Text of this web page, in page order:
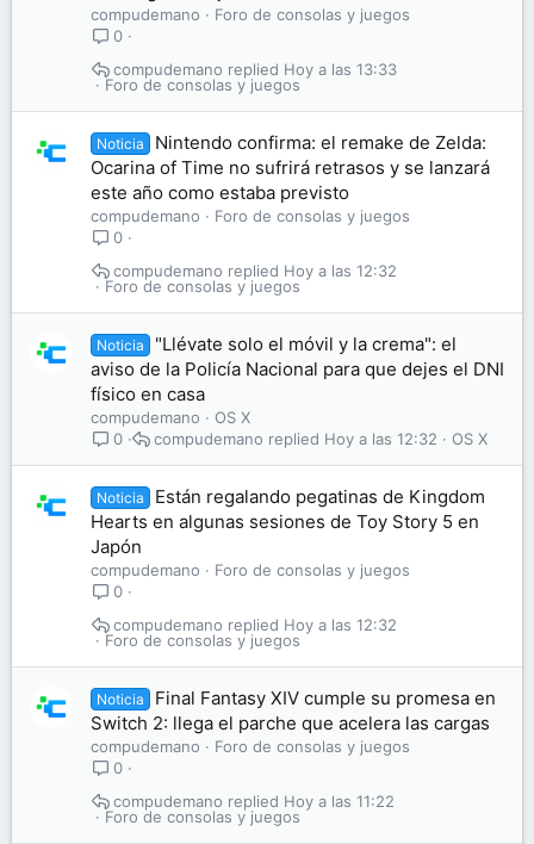
compudemano
Foro de consolas y juegos
0
Foro de consolas y juegos
Hoy a las 13:33
compudemano
Noticia
Nintendo confirma: el remake de Zelda:
Ocarina of Time no sufrirá retrasos y se lanzará
este año como estaba previsto
compudemano
Foro de consolas y juegos
0
Foro de consolas y juegos
Hoy a las 12:32
compudemano
Noticia
"Llévate solo el móvil y la crema": el
aviso de la Policía Nacional para que dejes el DNI
físico en casa
compudemano
OS X
0
OS X
Hoy a las 12:32
compudemano
Noticia
Están regalando pegatinas de Kingdom
Hearts en algunas sesiones de Toy Story 5 en
Japón
compudemano
Foro de consolas y juegos
0
Foro de consolas y juegos
Hoy a las 12:32
compudemano
Noticia
Final Fantasy XIV cumple su promesa en
Switch 2: llega el parche que acelera las cargas
compudemano
Foro de consolas y juegos
0
Foro de consolas y juegos
Hoy a las 11:22
compudemano